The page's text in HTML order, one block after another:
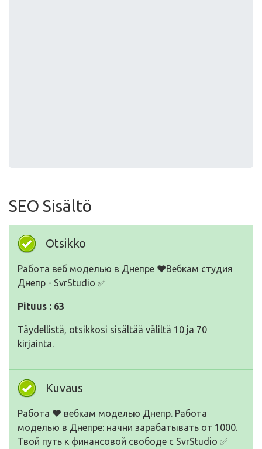
SEO Sisältö
Otsikko
Работа веб моделью в Днепре ❤️Вебкам студия
Днепр - SvrStudio ✅
Pituus : 63
Täydellistä, otsikkosi sisältää väliltä 10 ja 70
kirjainta.
Kuvaus
Работа ❤ вебкам моделью Днепр. Работа
моделью в Днепре: начни зарабатывать от 1000.
Твой путь к финансовой свободе с SvrStudio ✅